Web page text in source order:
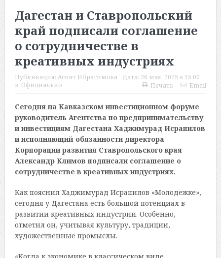
Дагестан и Ставропольский
край подписали соглашение
о сотрудничестве в
креативных индустриях
Публикация: Асият Ибрагимова Дата: 26 мая, 2025 в 15:00
в: Официально Печать Email
Сегодня на Кавказском инвестиционном форуме
руководитель Агентства по предпринимательству
и инвестициям Дагестана Хаджимурад Исрапилов
и исполняющий обязанности директора
Корпорации развития Ставропольского края
Александр Климов подписали соглашение о
сотрудничестве в креативных индустриях.
Как пояснил Хаджимурад Исрапилов «Молодежке»,
сегодня у Дагестана есть большой потенциал в
развитии креативных индустрий. Особенно,
отметил он, учитывая культуру, традиции,
художественные промыслы.